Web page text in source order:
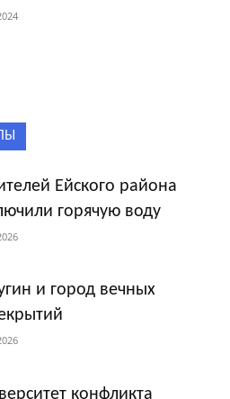
Ейского района
горячую воду
и город вечных
конфликта